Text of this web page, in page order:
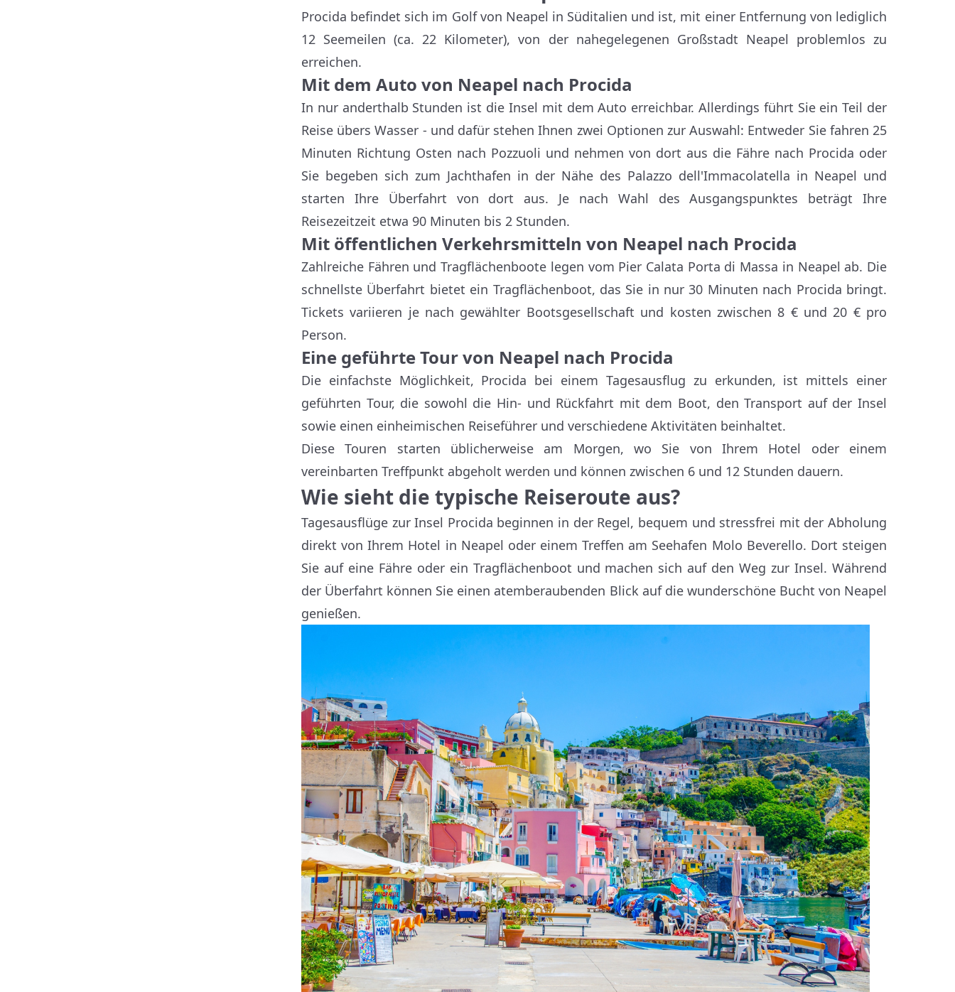
Procida befindet sich im Golf von Neapel in Süditalien und ist, mit einer Entfernung von lediglich
12 Seemeilen (ca. 22 Kilometer), von der nahegelegenen Großstadt Neapel problemlos zu
erreichen.
Mit dem Auto von Neapel nach Procida
In nur anderthalb Stunden ist die Insel mit dem Auto erreichbar. Allerdings führt Sie ein Teil der
Reise übers Wasser - und dafür stehen Ihnen zwei Optionen zur Auswahl: Entweder Sie fahren 25
Minuten Richtung Osten nach Pozzuoli und nehmen von dort aus die Fähre nach Procida oder
Sie begeben sich zum Jachthafen in der Nähe des Palazzo dell'Immacolatella in Neapel und
starten Ihre Überfahrt von dort aus. Je nach Wahl des Ausgangspunktes beträgt Ihre
Reisezeitzeit etwa 90 Minuten bis 2 Stunden.
Mit öffentlichen Verkehrsmitteln von Neapel nach Procida
Zahlreiche Fähren und Tragflächenboote legen vom Pier Calata Porta di Massa in Neapel ab. Die
schnellste Überfahrt bietet ein Tragflächenboot, das Sie in nur 30 Minuten nach Procida bringt.
Tickets variieren je nach gewählter Bootsgesellschaft und kosten zwischen 8 € und 20 € pro
Person.
Eine geführte Tour von Neapel nach Procida
Die einfachste Möglichkeit, Procida bei einem Tagesausflug zu erkunden, ist mittels einer
geführten Tour, die sowohl die Hin- und Rückfahrt mit dem Boot, den Transport auf der Insel
sowie einen einheimischen Reiseführer und verschiedene Aktivitäten beinhaltet.
Diese Touren starten üblicherweise am Morgen, wo Sie von Ihrem Hotel oder einem
vereinbarten Treffpunkt abgeholt werden und können zwischen 6 und 12 Stunden dauern.
Wie sieht die typische Reiseroute aus?
Tagesausflüge zur Insel Procida beginnen in der Regel, bequem und stressfrei mit der Abholung
direkt von Ihrem Hotel in Neapel oder einem Treffen am Seehafen Molo Beverello. Dort steigen
Sie auf eine Fähre oder ein Tragflächenboot und machen sich auf den Weg zur Insel. Während
der Überfahrt können Sie einen atemberaubenden Blick auf die wunderschöne Bucht von Neapel
genießen.